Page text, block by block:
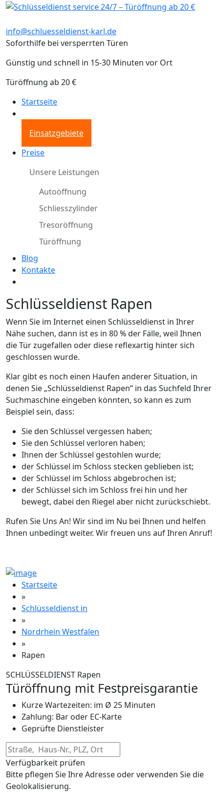
info@schluesseldienst-karl.de
Soforthilfe bei versperrten Türen
Günstig und schnell in 15-30 Minuten vor Ort
Türöffnung ab 20 €
Startseite
Einsatzgebiete
Preise
Unsere Leistungen
Autoöffnung
Schliesszylinder
Tresoröffnung
Türöffnung
Blog
Kontakte
Schlüsseldienst Rapen
Wenn Sie im Internet einen Schlüsseldienst in Ihrer
Nähe suchen, dann ist es in 80 % der Fälle, weil Ihnen
die Tür zugefallen oder diese reflexartig hinter sich
geschlossen wurde.
Klar gibt es noch einen Haufen anderer Situation, in
denen Sie „Schlüsseldienst Rapen“ in das Suchfeld Ihrer
Suchmaschine eingeben könnten, so kann es zum
Beispiel sein, dass:
Sie den Schlüssel vergessen haben;
Sie den Schlüssel verloren haben;
Ihnen der Schlüssel gestohlen wurde;
der Schlüssel im Schloss stecken geblieben ist;
der Schlüssel im Schloss abgebrochen ist;
der Schlüssel sich im Schloss frei hin und her
bewegt, dabei den Riegel aber nicht zurückschiebt.
Rufen Sie Uns An! Wir sind im Nu bei Ihnen und helfen
Ihnen unbedingt weiter. Wir freuen uns auf Ihren Anruf!
Startseite
»
Schlüsseldienst in
»
Nordrhein Westfalen
»
Rapen
SCHLÜSSELDIENST Rapen
Türöffnung mit Festpreisgarantie
Kurze Wartezeiten: im Ø 25 Minuten
Zahlung: Bar oder EC-Karte
Geprüfte Dienstleister
Verfügbarkeit prüfen
Bitte pflegen Sie Ihre Adresse oder verwenden Sie die
Geolokalisierung.